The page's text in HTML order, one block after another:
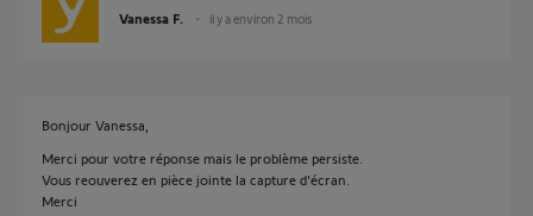
Vanessa F. il y a environ 2 mois
Bonjour Vanessa,
Merci pour votre réponse mais le problème persiste.
Vous reouverez en pièce jointe la capture d'écran.
Merci